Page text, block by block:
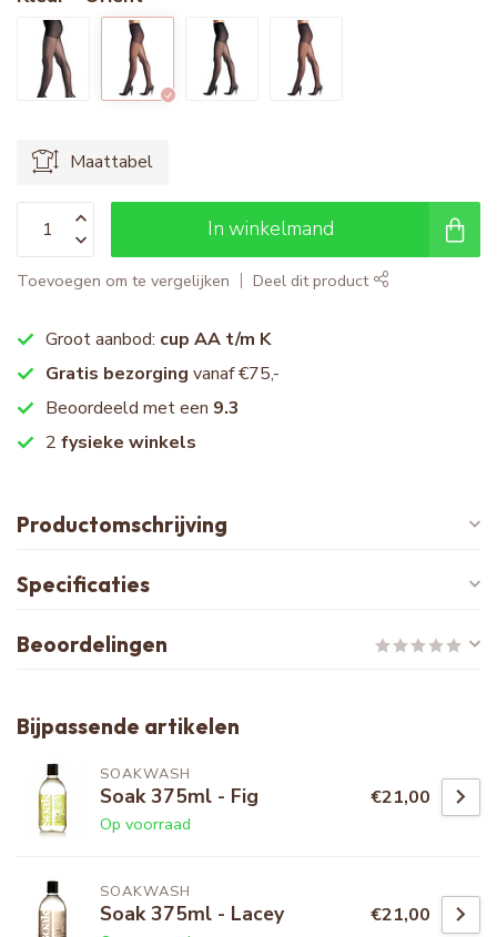
Maattabel
In winkelmand
Toevoegen om te vergelijken Deel dit product
Groot aanbod: cup AA t/m K
Gratis bezorging vanaf €75,-
Beoordeeld met een 9.3
2 fysieke winkels
Productomschrijving
Specificaties
Beoordelingen
Bijpassende artikelen
SOAKWASH
Soak 375ml - Fig
Op voorraad
€21,00
SOAKWASH
Soak 375ml - Lacey €21,00